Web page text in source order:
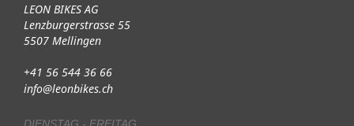
LEON BIKES AG
Lenzburgerstrasse 55
5507 Mellingen
+41 56 544 36 66
info@leonbikes.ch